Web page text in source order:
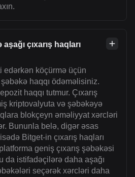
çıxarış haqları
edərkən köçürmə üçün
haqqı ödəməlisiniz.
haqqı tutmur. Çıxarış
kriptovalyuta və şəbəkəyə
blokçeyn əməliyyat xərcləri
Bununla belə, digər əsas
Bitget-in çıxarış haqları
geniş çıxarış şəbəkəsi
da istifadəçilərə daha aşağı
seçərək xərcləri daha